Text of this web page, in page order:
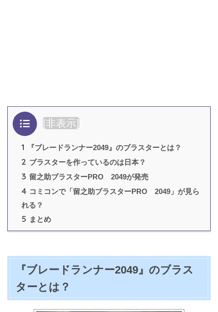
目次 [非表示]
1 『ブレードランナー2049』のブラスターとは？
2 ブラスターを作っているのは日本？
3 留之助ブラスターPRO 2049が発売
4 コミコンで「留之助ブラスターPRO 2049」が見ら
れる？
5 まとめ
『ブレードランナー2049』のブラス
ターとは？